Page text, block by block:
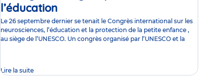
l’éducation
Le 26 septembre dernier se tenait le Congrès international sur les
neurosciences, l’éducation et la protection de la petite enfance ,
au siège de l’UNESCO. Un congrès organisé par l’UNESCO et la
Lire la suite